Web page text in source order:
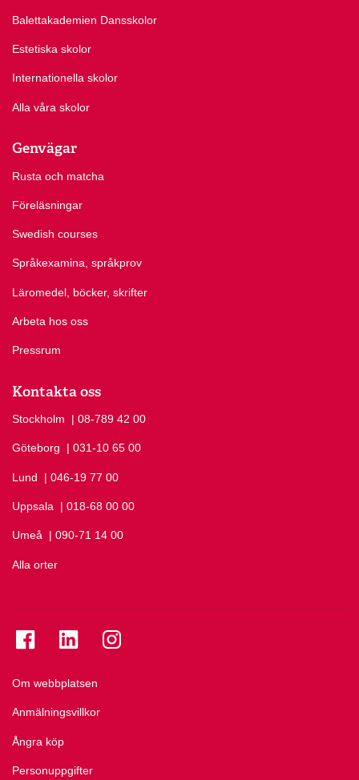
Balettakademien Dansskolor
Estetiska skolor
Internationella skolor
Alla våra skolor
Genvägar
Rusta och matcha
Föreläsningar
Swedish courses
Språkexamina, språkprov
Läromedel, böcker, skrifter
Arbeta hos oss
Pressrum
Kontakta oss
Stockholm Ring Stockholm på
| 08-789 42 00
Göteborg Ring Göteborg på
| 031-10 65 00
Lund Ring Lund på
| 046-19 77 00
Uppsala Ring Uppsala på
| 018-68 00 00
Umeå Ring Umeå på
| 090-71 14 00
Alla orter
Om webbplatsen
Anmälningsvillkor
Ångra köp
Personuppgifter
Se folkuniversitetet på Facebook
Se folkuniversitetet på LinkedIn